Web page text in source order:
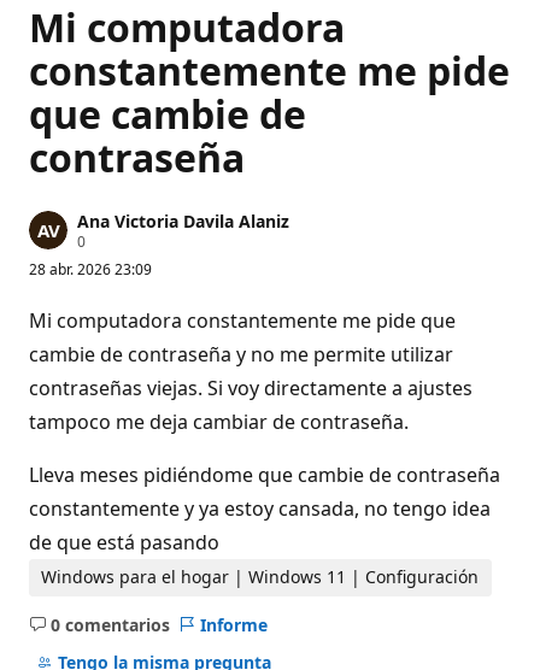
Mi computadora
constantemente me pide
que cambie de
contraseña
Ana Victoria Davila Alaniz
0P
n
o
s
d
e
r
p
a
i
n
28 abr. 2026 23:09
Mi computadora constantemente me pide que
cambie de contraseña y no me permite utilizar
contraseñas viejas. Si voy directamente a ajustes
tampoco me deja cambiar de contraseña.
Lleva meses pidiéndome que cambie de contraseña
constantemente y ya estoy cansada, no tengo idea
de que está pasando
Windows para el hogar | Windows 11 | Configuración
0 comentarios
No
hay
Informe
Tengo la misma pregunta